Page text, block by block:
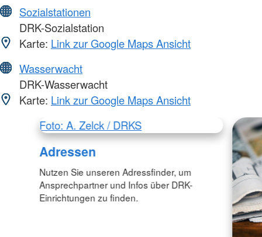
Sozialstationen
DRK-Sozialstation
Karte: Link zur Google Maps Ansicht
Wasserwacht
DRK-Wasserwacht
Karte: Link zur Google Maps Ansicht
Foto: A. Zelck / DRKS
Adressen
Nutzen Sie unseren Adressfinder, um
Ansprechpartner und Infos über DRK-
Einrichtungen zu finden.